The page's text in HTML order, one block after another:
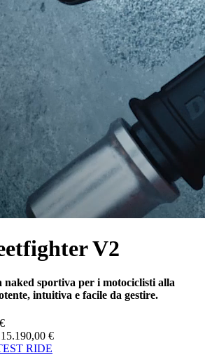
V2
naked sportiva per i motociclisti alla
intuitiva e facile da gestire.
€
RIDE